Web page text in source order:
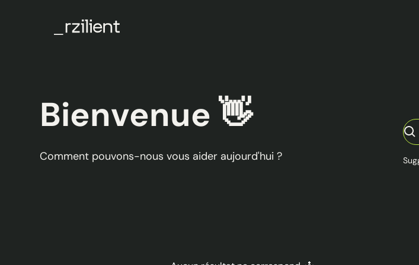
Bienvenue 👋
Comment pouvons-nous vous aider aujourd'hui ?